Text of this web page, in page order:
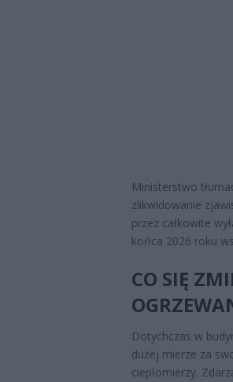
Ministerstwo
zlikwidowanie
przez całkowite
końca 2026 roku
CO SIĘ
Dotychczas w
dużej mierze za
ciepłomierzy.